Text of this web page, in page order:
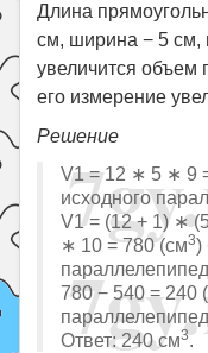
Длина
см, ширина − 5 см,
увеличится объем
его измерение
Решение
V1 = 12 ∗ 5 ∗ 9
исходного
V1 = (12 + 1) ∗
∗ 10 = 780 (см3)
780 − 540 = 240
Ответ: 240 см3.